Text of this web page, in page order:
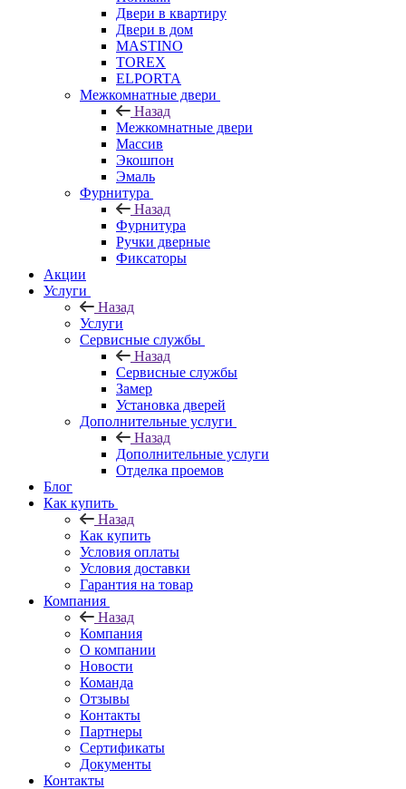
Двери в квартиру
Двери в дом
MASTINO
TOREX
ELPORTA
Межкомнатные двери
Назад
Межкомнатные двери
Массив
Экошпон
Эмаль
Фурнитура
Назад
Фурнитура
Ручки дверные
Фиксаторы
Акции
Услуги
Назад
Услуги
Сервисные службы
Назад
Сервисные службы
Замер
Установка дверей
Дополнительные услуги
Назад
Дополнительные услуги
Отделка проемов
Блог
Как купить
Назад
Как купить
Условия оплаты
Условия доставки
Гарантия на товар
Компания
Назад
Компания
О компании
Новости
Команда
Отзывы
Контакты
Партнеры
Сертификаты
Документы
Контакты